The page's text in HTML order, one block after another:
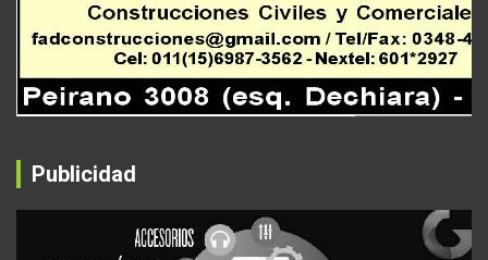
Publicidad